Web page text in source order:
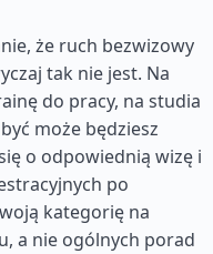
że ruch bezwizowy
tak nie jest. Na
do pracy, na studia
może będziesz
o odpowiednią wizę i
po
kategorię na
a nie ogólnych porad